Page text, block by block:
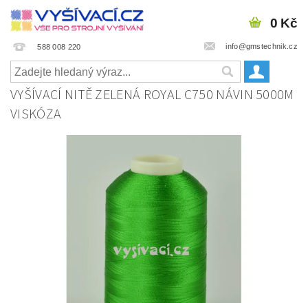
588 008 220 info@gmstechnik.cz
0 Kč
VYŠÍVACÍ NITĚ ZELENÁ ROYAL C750 NÁVIN 5000M
VISKÓZA